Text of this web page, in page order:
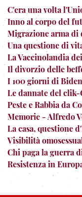
C'era una volta
Inno al corpo del
Migrazione arma di
Una questione di
La Vaccinolandia
Il divorzio delle
I 100 giorni di Biden
Le dannate del
Peste e Rabbia da
Memorie - Alfredo
La casa, questione
Visibilità
Chi paga la guerra
Resistenza in